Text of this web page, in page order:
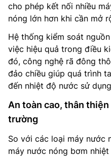
cho phép kết nối nhiều
nóng lớn hơn khi cần mở
Hệ thống kiểm soát
việc hiệu quả trong điều
đó, công nghệ rã đông
đảo chiều giúp quá trình
đến nhiệt độ nước sử
An toàn cao, thân
trường
So với các loại máy nước
máy nước nóng bơm